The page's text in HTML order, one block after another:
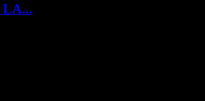
LA...